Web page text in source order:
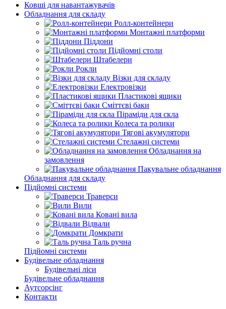
Ковші для навантажувачів
Обладнання для складу
Ролл-контейнери
Монтажні платформи
Піддони
Підйомні столи
Штабелери
Рокли
Візки для складу
Електровізки
Пластикові ящики
Сміттєві баки
Піраміди для скла
Колеса та ролики
Тягові акумулятори
Стелажні системи
Обладнання на
замовлення
Пакувальне обладнання
Обладнання для складу
Підйомні системи
Траверси
Вили
Ковані вила
Відвали
Домкрати
Таль ручна
Підйомні системи
Будівельне обладнання
Будівельні ліси
Будівельне обладнання
Аутсорсінг
Контакти